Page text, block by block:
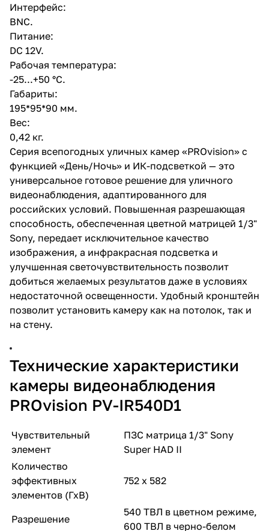
Интерфейс:
BNC.
Питание:
DC 12V.
Рабочая температура:
-25...+50 °С.
Габариты:
195*95*90 мм.
Вес:
0,42 кг.
Серия всепогодных уличных камер «PROvision» с
функцией «День/Ночь» и ИК-подсветкой — это
универсальное готовое решение для уличного
видеонаблюдения, адаптированного для
российских условий. Повышенная разрешающая
способность, обеспеченная цветной матрицей 1/3"
Sony, передает исключительное качество
изображения, а инфракрасная подсветка и
улучшенная светочувствительность позволит
добиться желаемых результатов даже в условиях
недостаточной освещенности. Удобный кронштейн
позволит установить камеру как на потолок, так и
на стену.
Технические характеристики
камеры видеонаблюдения
PROvision PV-IR540D1
Чувствительный
элемент
ПЗС матрица 1/3" Sony
Super HAD II
Количество
эффективных
элементов (ГхВ)
752 х 582
Разрешение
540 ТВЛ в цветном режиме,
600 ТВЛ в черно-белом